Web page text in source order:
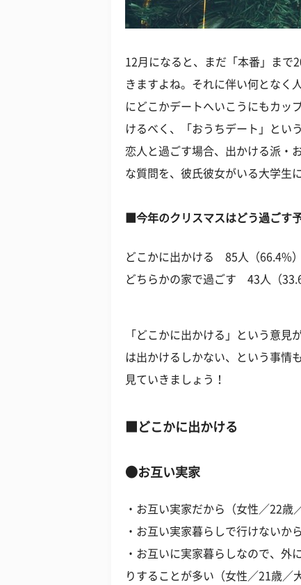
12月になると、まだ「本番」まで
きますよね。それに伴い何となく
にどこかデートへいこうにもカッ
けるべく、「おうちデート」とい
恋人と過ごす場合、出かける派・
な質問を、彼氏彼女がいる大学生
■今年のクリスマスはどう過ごす
どこかに出かける 85人（66.4%）
どちらかの家で過ごす 43人（
「どこかに出かける」という意見
は出かけるしかない、という事情
見ていきましょう！
■どこかに出かける
●お互い実家
・お互い実家だから（女性／22歳
・お互い実家暮らしで行けないか
・お互いに実家暮らしなので、外
りすることが多い（女性／21歳／